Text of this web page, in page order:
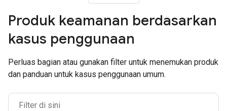
Produk keamanan berdasarkan
kasus penggunaan
Perluas bagian atau gunakan filter untuk menemukan produk
dan panduan untuk kasus penggunaan umum.